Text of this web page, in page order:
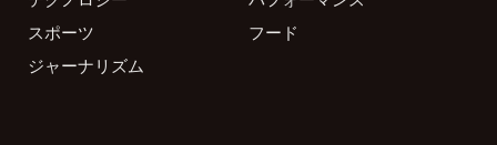
スポーツ
フード
ジャーナリズム